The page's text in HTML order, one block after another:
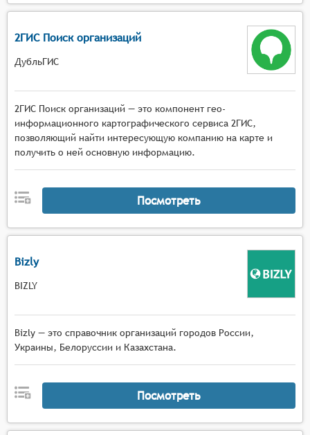
2ГИС Поиск организаций
ДубльГИС
2ГИС Поиск организаций — это компонент гео-
информационного картографического сервиса 2ГИС,
позволяющий найти интересующую компанию на карте и
получить о ней основную информацию.
Посмотреть
Bizly
BIZLY
Bizly — это справочник организаций городов России,
Украины, Белоруссии и Казахстана.
Посмотреть